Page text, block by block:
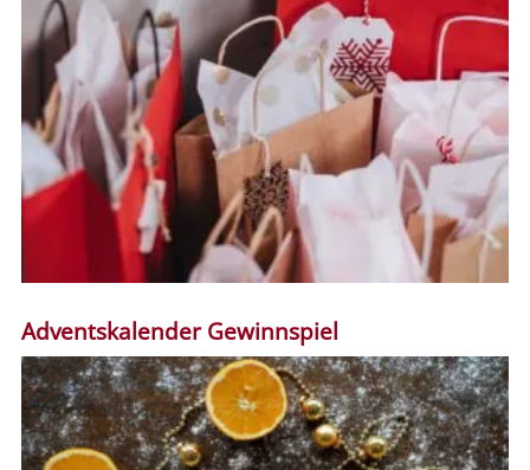
Adventskalender Gewinnspiel